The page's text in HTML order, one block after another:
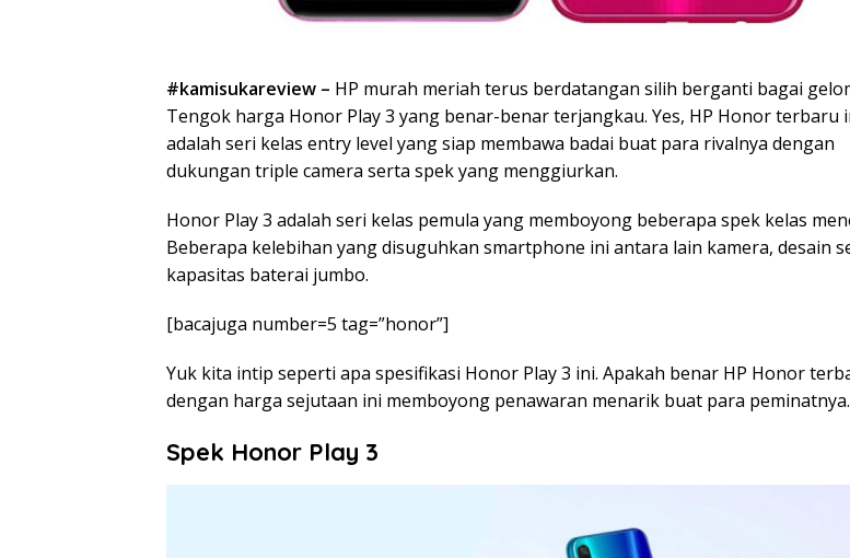
#kamisukareview – HP murah meriah terus berdatangan silih berganti bagai
Tengok harga Honor Play 3 yang benar-benar terjangkau. Yes, HP Honor terbaru
adalah seri kelas entry level yang siap membawa badai buat para rivalnya dengan
dukungan triple camera serta spek yang menggiurkan.
Honor Play 3 adalah seri kelas pemula yang memboyong beberapa spek kelas
Beberapa kelebihan yang disuguhkan smartphone ini antara lain kamera, desain
kapasitas baterai jumbo.
[bacajuga number=5 tag=”honor”]
Yuk kita intip seperti apa spesifikasi Honor Play 3 ini. Apakah benar HP Honor
dengan harga sejutaan ini memboyong penawaran menarik buat para peminatnya.
Spek Honor Play 3